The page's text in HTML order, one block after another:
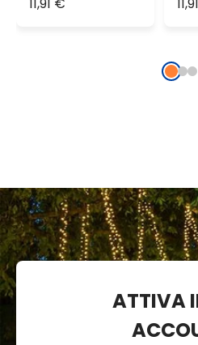
11,91 €
ATTIVA